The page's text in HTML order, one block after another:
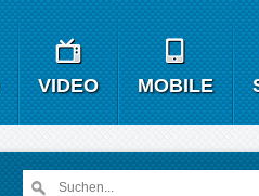
VIDEO MOBILE